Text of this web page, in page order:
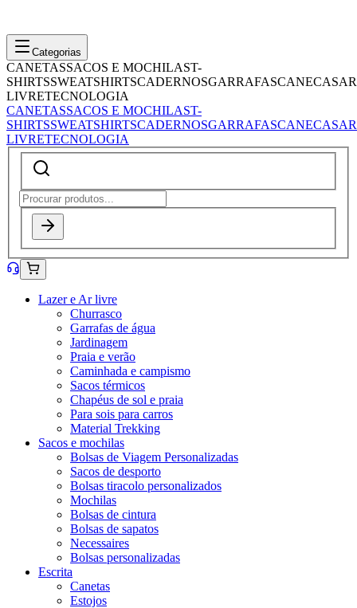
Categorias
CANETASSACOS E MOCHILAST-
SHIRTSSWEATSHIRTSCADERNOSGARRAFASCANECASAR
LIVRETECNOLOGIA
CANETASSACOS E MOCHILAST-
SHIRTSSWEATSHIRTSCADERNOSGARRAFASCANECASAR
LIVRETECNOLOGIA
Lazer e Ar livre
Churrasco
Garrafas de água
Jardinagem
Praia e verão
Caminhada e campismo
Sacos térmicos
Chapéus de sol e praia
Para sois para carros
Material Trekking
Sacos e mochilas
Bolsas de Viagem Personalizadas
Sacos de desporto
Bolsas tiracolo personalizados
Mochilas
Bolsas de cintura
Bolsas de sapatos
Necessaires
Bolsas personalizadas
Escrita
Canetas
Estojos